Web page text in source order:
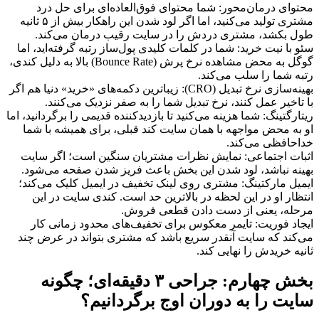
محتوای درمان‌محور: شما محتوای فوق‌العاده‌ای برای حل درد
مشتری تولید می‌کنید، اما اگر لود شدن این راهکار بیش از ۵ ثانیه
طول بکشد، مشتری دردش را در سایت رقیب درمان می‌کند.
سئو با نیت خرید: شما در کلمات کلیدی پول‌ساز رتبه گرفته‌اید، اما
گوگل به محض مشاهده نرخ پرش (Bounce Rate) بالا به دلیل کندی،
رتبه شما را سلب می‌کند.
بهینه‌سازی نرخ تبدیل (CRO): زیباترین دکمه‌های «خرید» دنیا هم اگر
با تاخیر عمل کنند، نرخ تبدیل شما را به صفر نزدیک می‌کنند.
ریتارگتینگ: شما هزینه می‌کنید تا بازدیدکننده قدیمی را برگردانید، اما
او به محض مواجهه با همان سایت کند قبلی، برای همیشه با شما
خداحافظی می‌کند.
اثبات اجتماعی: نمایش نظرات مشتریان سنگین است؛ اگر سایت
بهینه نباشد، لود شدن این بخش باعث فریز شدن صفحه می‌شود.
ایمیل مارکتینگ: مشتری روی لینک تخفیف در ایمیل کلیک می‌کند؛
انتظار او در این لحظه در بالاترین حد است. کندی سایت در این
مرحله، یعنی از دست دادن قطعی فروش.
ایجاد فوریت: تایمر معکوس برای تخفیف‌های محدود زمانی کار
می‌کند که سایت آنقدر سریع باشد که مشتری بتواند در عرض چند
ثانیه خریدش را نهایی کند.
بخش چهارم: جراحی ۳ دقیقه‌ای؛ چگونه
سایت را به دوران اوج برگردانیم؟